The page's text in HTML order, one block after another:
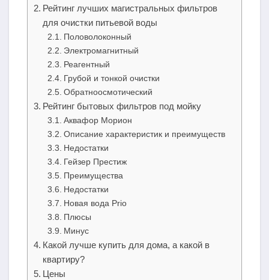
Рейтинг лучших магистральных фильтров
для очистки питьевой воды
Половолоконный
Электромагнитный
Реагентный
Грубой и тонкой очистки
Обратноосмотический
Рейтинг бытовых фильтров под мойку
Аквафор Морион
Описание характеристик и преимуществ
Недостатки
Гейзер Престиж
Преимущества
Недостатки
Новая вода Prio
Плюсы
Минус
Какой лучше купить для дома, а какой в
квартиру?
Цены